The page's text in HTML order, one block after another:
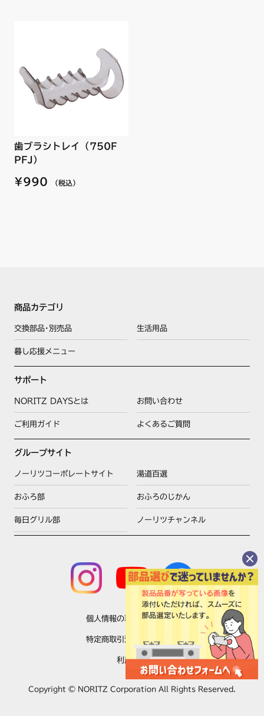
歯ブラシトレイ（750F
PFJ）
¥990 （税込）
商品カテゴリ
交換部品･別売品 生活用品
暮し応援メニュー
サポート
NORITZ DAYSとは お問い合わせ
ご利用ガイド よくあるご質問
グループサイト
ノーリツコーポレートサイト 湯道百選
おふろ部 おふろのじかん
毎日グリル部 ノーリツチャンネル
個人情報の取扱いについて
特定商取引法に基づく表示
利用規約
Copyright © NORITZ Corporation All Rights Reserved.